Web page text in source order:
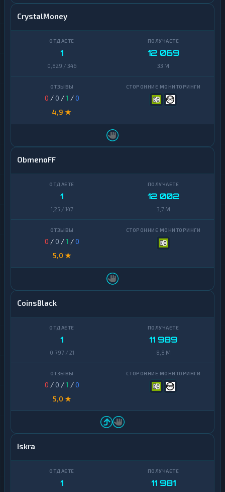
CrystalMoney
1
0,829 / 346
12 069
33 M
0 / 0 /1 /0
4,9 ★
ObmenoFF
1
1,25 / 147
12 002
3,7 M
0 / 0 /1 /0
5,0 ★
CoinsBlack
1
0,797 / 21
11 989
8,8 M
0 / 0 /1 /0
5,0 ★
Iskra
1 11 981